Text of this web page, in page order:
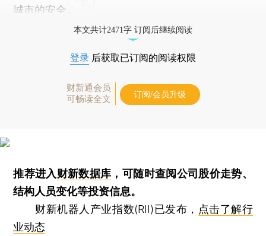
城市的安全。
本文共计2471字 订阅后继续阅读
登录 后获取已订阅的阅读权限
财新通会员
可畅读全文
订阅/会员升级
推荐进入财新数据库 ，可随时查阅公司股价走势、
结构人员变化等投资信息。
财新机器人产业指数(RII)已发布， 点击了解行
业动态